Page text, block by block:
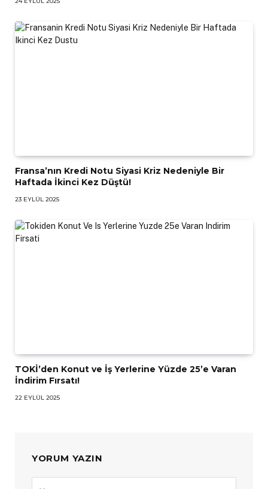
Fransa’nın Kredi Notu Siyasi Kriz Nedeniyle Bir
Haftada İkinci Kez Düştü!
23 EYLÜL 2025
TOKİ’den Konut ve İş Yerlerine Yüzde 25’e Varan
İndirim Fırsatı!
22 EYLÜL 2025
YORUM YAZIN